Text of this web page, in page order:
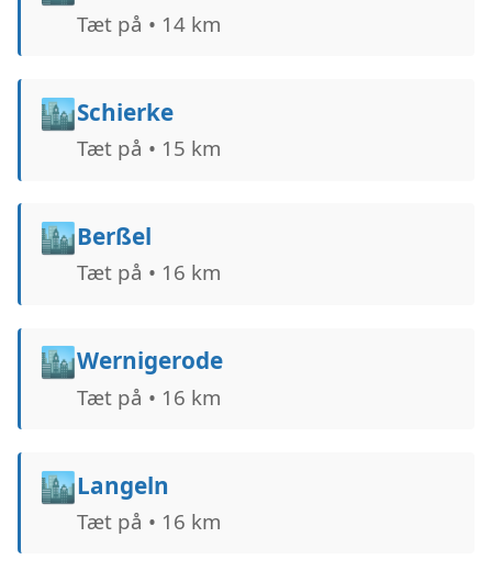
Tæt på • 14 km
🏙️Schierke
Tæt på • 15 km
🏙️Berßel
Tæt på • 16 km
🏙️Wernigerode
Tæt på • 16 km
🏙️Langeln
Tæt på • 16 km